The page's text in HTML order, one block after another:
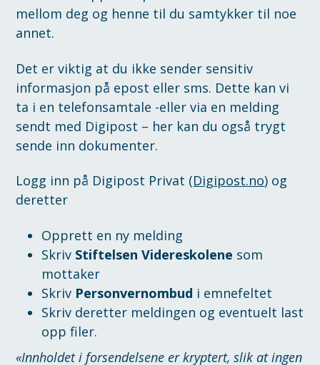
mellom deg og henne til du samtykker til noe
annet.
Det er viktig at du ikke sender sensitiv
informasjon på epost eller sms. Dette kan vi
ta i en telefonsamtale -eller via en melding
sendt med Digipost – her kan du også trygt
sende inn dokumenter.
Logg inn på Digipost Privat (Digipost.no) og
deretter
Opprett en ny melding
Skriv Stiftelsen Videreskolene som
mottaker
Skriv Personvernombud i emnefeltet
Skriv deretter meldingen og eventuelt last
opp filer.
«Innholdet i forsendelsene er kryptert, slik at ingen